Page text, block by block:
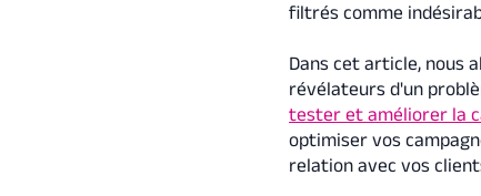
filtrés comme
Dans cet article, nous
révélateurs d'un
tester et améliorer la
optimiser vos
relation avec vos